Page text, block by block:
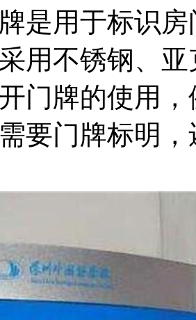
是用于标识
用不锈钢、
门牌的使用
要门牌标明